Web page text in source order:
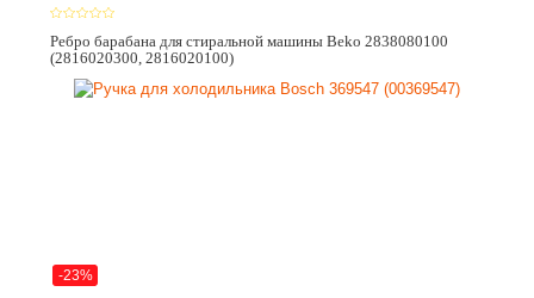
Ребро барабана для стиральной машины Beko 2838080100
(2816020300, 2816020100)
-23%